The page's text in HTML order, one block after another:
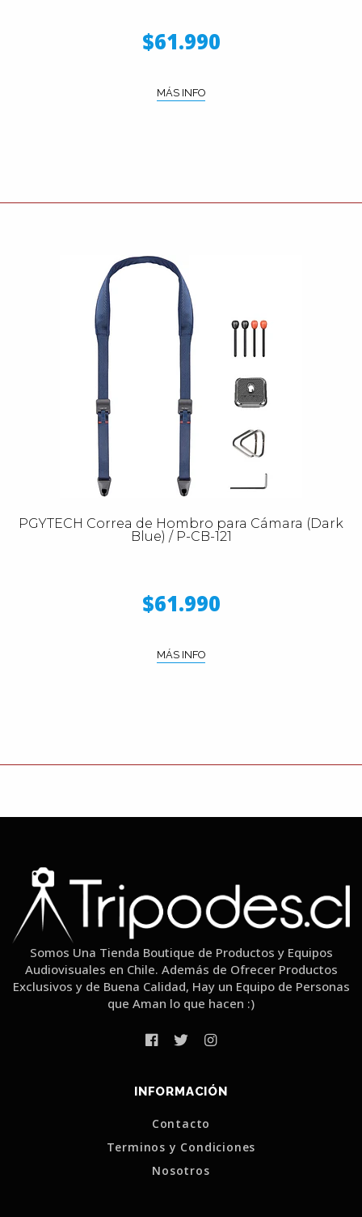
$61.990
MÁS INFO
PGYTECH Correa de Hombro para Cámara (Dark
Blue) / P-CB-121
$61.990
MÁS INFO
Somos Una Tienda Boutique de Productos y Equipos
Audiovisuales en Chile. Además de Ofrecer Productos
Exclusivos y de Buena Calidad, Hay un Equipo de Personas
que Aman lo que hacen :)
INFORMACIÓN
Contacto
Terminos y Condiciones
Nosotros